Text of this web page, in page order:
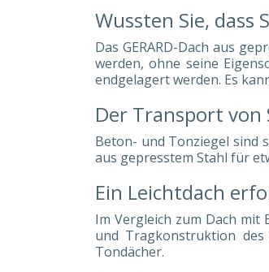
Wussten Sie,
Das GERARD-Dach aus
werden, ohne seine
endgelagert werden. Es
Der Transport
Beton- und Tonziegel sind
aus gepresstem Stahl für
Ein Leichtdach
Im Vergleich zum Dach
und Tragkonstruktion
Tondächer.